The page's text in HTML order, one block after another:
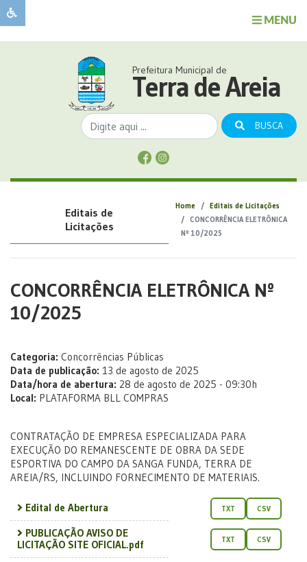
MENU
Sobre
Sobre
Prefeitura Municipal de
Terra de Areia
BUSCA
Editais de
Licitações
Home
Editais de Licitações
CONCORRÊNCIA ELETRÔNICA
Nº 10/2025
CONCORRÊNCIA ELETRÔNICA Nº
10/2025
Categoria: Concorrências Públicas
Data de publicação: 13 de agosto de 2025
Data/hora de abertura: 28 de agosto de 2025 - 09:30h
Local: PLATAFORMA BLL COMPRAS
CONTRATAÇÃO DE EMPRESA ESPECIALIZADA PARA
EXECUÇÃO DO REMANESCENTE DE OBRA DA SEDE
ESPORTIVA DO CAMPO DA SANGA FUNDA, TERRA DE
AREIA/RS, INCLUINDO FORNECIMENTO DE MATERIAIS.
Edital de Abertura TXT CSV
PUBLICAÇÃO AVISO DE
LICITAÇÃO SITE OFICIAL.pdf
TXT CSV